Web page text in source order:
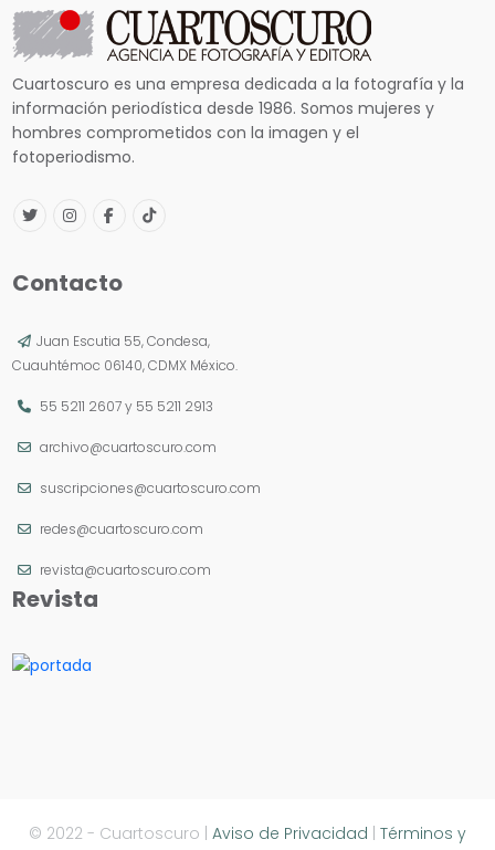
Cuartoscuro es una empresa dedicada a la fotografía y la
información periodística desde 1986. Somos mujeres y
hombres comprometidos con la imagen y el
fotoperiodismo.
Contacto
Juan Escutia 55, Condesa,
Cuauhtémoc 06140, CDMX México.
55 5211 2607y 55 5211 2913
archivo@cuartoscuro.com
suscripciones@cuartoscuro.com
redes@cuartoscuro.com
revista@cuartoscuro.com
Revista
© 2022 - Cuartoscuro | Aviso de Privacidad Términos y